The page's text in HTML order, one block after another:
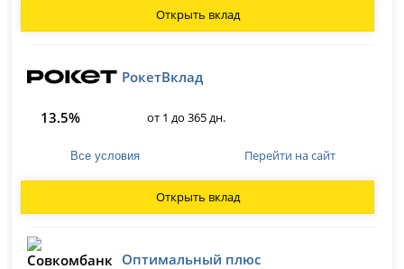
Открыть вклад
РокетВклад
13.5% от 1 до 365 дн.
Все условия Перейти на сайт
Открыть вклад
Оптимальный плюс